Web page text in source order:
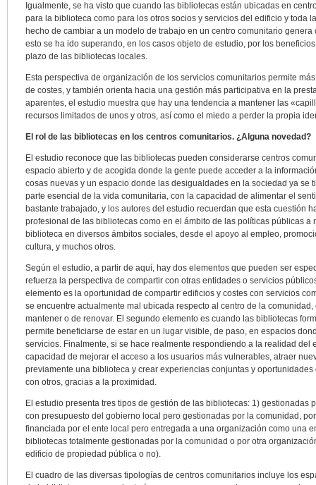
Igualmente, se ha visto que cuando las bibliotecas están ubicadas en
para la biblioteca como para los otros socios y servicios del edificio y toda
hecho de cambiar a un modelo de trabajo en un centro comunitario
esto se ha ido superando, en los casos objeto de estudio, por los
plazo de las bibliotecas locales.
Esta perspectiva de organización de los servicios comunitarios permite
de costes, y también orienta hacia una gestión más participativa en la
aparentes, el estudio muestra que hay una tendencia a mantener las
recursos limitados de unos y otros, así como el miedo a perder la propia
El rol de las bibliotecas en los centros comunitarios. ¿Alguna novedad?
El estudio reconoce que las bibliotecas pueden considerarse centros
espacio abierto y de acogida donde la gente puede acceder a la
cosas nuevas y un espacio donde las desigualdades en la sociedad ya se
parte esencial de la vida comunitaria, con la capacidad de alimentar el
bastante trabajado, y los autores del estudio recuerdan que esta cuestión
profesional de las bibliotecas como en el ámbito de las políticas públicas
biblioteca en diversos ámbitos sociales, desde el apoyo al empleo,
cultura, y muchos otros.
Según el estudio, a partir de aquí, hay dos elementos que pueden ser
refuerza la perspectiva de compartir con otras entidades o servicios
elemento es la oportunidad de compartir edificios y costes con servicios
se encuentre actualmente mal ubicada respecto al centro de la
mantener o de renovar. El segundo elemento es cuando las bibliotecas
permite beneficiarse de estar en un lugar visible, de paso, en espacios
servicios. Finalmente, si se hace realmente respondiendo a la realidad
capacidad de mejorar el acceso a los usuarios más vulnerables, atraer
previamente una biblioteca y crear experiencias conjuntas y
con otros, gracias a la proximidad.
El estudio presenta tres tipos de gestión de las bibliotecas: 1) gestionadas
con presupuesto del gobierno local pero gestionadas por la comunidad,
financiada por el ente local pero entregada a una organización como una
bibliotecas totalmente gestionadas por la comunidad o por otra
edificio de propiedad pública o no).
El cuadro de las diversas tipologías de centros comunitarios incluye los